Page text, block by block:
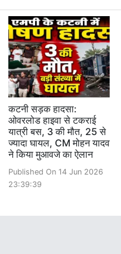
कटनी सड़क हादसा:
ओवरलोड हाइवा से टकराई
यात्री बस, 3 की मौत, 25 से
ज्यादा घायल, CM मोहन यादव
ने किया मुआवजे का ऐलान
Published On 14 Jun 2026
23:39:39